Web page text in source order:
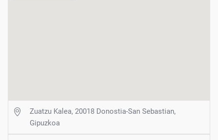
Zuatzu Kalea, 20018 Donostia-San Sebastian,
Gipuzkoa